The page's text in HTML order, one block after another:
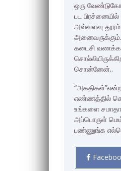
ஒரு
பட
அவ்வளவு
கடைசி
சொன்னேன்..
எண்ணத்தில்
உங்களை
அப்பொருள்
பண்ணுங்க